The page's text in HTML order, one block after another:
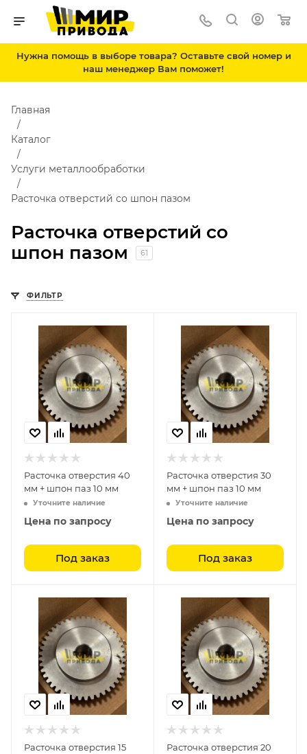
Нужна помощь в выборе товара? Оставьте свой номер и
наш менеджер Вам поможет!
Расточка отверстий со
шпон пазом
61
Главная
Каталог
Услуги металлообработки
Расточка отверстий со шпон пазом
ФИЛЬТР
Расточка отверстия 40
мм + шпон паз 10 мм
Уточните наличие
Цена по запросу
Под заказ
Расточка отверстия 30
мм + шпон паз 10 мм
Уточните наличие
Цена по запросу
Под заказ
Расточка отверстия 15
Расточка отверстия 20